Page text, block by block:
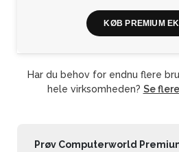
KØB PREMIUM
Har du behov for endnu flere
hele virksomheden? Se
Prøv Computerworld